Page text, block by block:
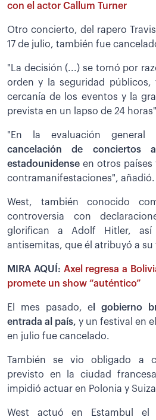
con el actor Callum Turner
Otro concierto, del rapero
17 de julio, también fue
"La decisión (...) se tomó por
orden y la seguridad públicos,
cercanía de los eventos y la
prevista en un lapso de 24
"En la evaluación general
cancelación de conciertos
estadounidense en otros países
contramanifestaciones", añadió.
West, también conocido
controversia con
glorifican a Adolf Hitler,
antisemitas, que él atribuyó a
MIRA AQUÍ: Axel regresa a
promete un show “auténtico”
El mes pasado, e l gobierno
entrada al país, y un festival en
en julio fue cancelado.
También se vio obligado a
previsto en la ciudad
impidió actuar en Polonia y
West actuó en Estambul